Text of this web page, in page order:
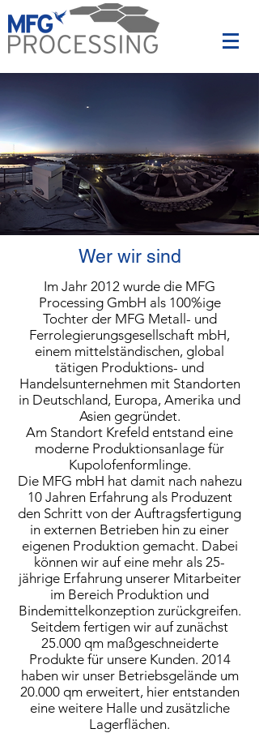
Wer wir sind
Im Jahr 2012 wurde die MFG
Processing GmbH als 100%ige
Tochter der MFG Metall- und
Ferrolegierungsgesellschaft mbH,
einem mittelständischen, global
tätigen Produktions- und
Handelsunternehmen mit Standorten
in Deutschland, Europa, Amerika und
Asien gegründet.
Am Standort Krefeld entstand eine
moderne Produktionsanlage für
Kupolofenformlinge.
Die MFG mbH hat damit nach nahezu
10 Jahren Erfahrung als Produzent
den Schritt von der Auftragsfertigung
in externen Betrieben hin zu einer
eigenen Produktion gemacht. Dabei
können wir auf eine mehr als 25-
jährige Erfahrung unserer Mitarbeiter
im Bereich Produktion und
Bindemittelkonzeption zurückgreifen.
Seitdem fertigen wir auf zunächst
25.000 qm maßgeschneiderte
Produkte für unsere Kunden. 2014
haben wir unser Betriebsgelände um
20.000 qm erweitert, hier entstanden
eine weitere Halle und zusätzliche
Lagerflächen.